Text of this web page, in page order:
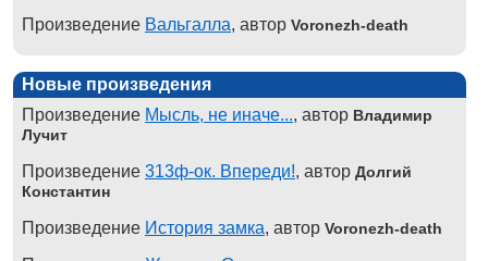
Произведение Вальгалла, автор Voronezh-death
Новые произведения
Произведение Мысль, не иначе..., автор Владимир
Лучит
Произведение 313ф-ок. Впереди!, автор Долгий
Константин
Произведение История замка, автор Voronezh-death